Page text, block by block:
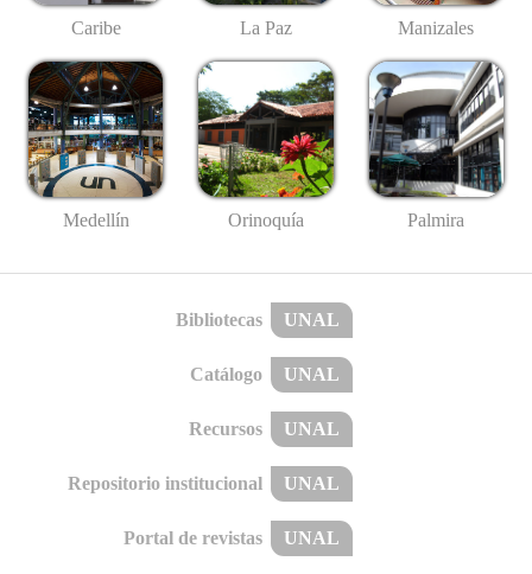
Caribe La Paz Manizales
Medellín Orinoquía Palmira
Bibliotecas UNAL
Catálogo UNAL
Recursos UNAL
Repositorio institucional UNAL
Portal de revistas UNAL